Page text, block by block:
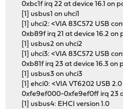
0xbc1f irq 22 at device 16.1 on
[1] usbus1 on uhci1
[1] uhci2: <VIA 83C572 USB
0xb89f irq 21 at device 16.2 on
[1] usbus2 on uhci2
[1] uhci3: <VIA 83C572 USB
0xb81f irq 23 at device 16.3 on
[1] usbus3 on uhci3
[1] ehci0: <VIA VT6202 USB
0xfe9ef000-0xfe9ef0ff irq 23
[1] usbus4: EHCI version 1.0